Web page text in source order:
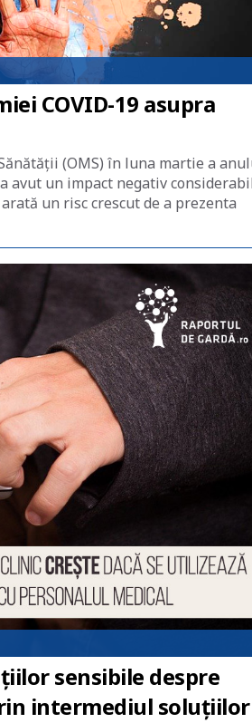
COVID-19 asupra
(OMS) în luna martie a
avut un impact negativ
un risc crescut de a prezenta
sensibile despre
intermediul soluțiilor